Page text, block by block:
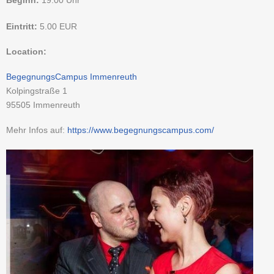
Eintritt: 5.00 EUR
Location:
BegegnungsCampus Immenreuth
Kolpingstraße 1
95505 Immenreuth
Mehr Infos auf: https://www.begegnungscampus.com/